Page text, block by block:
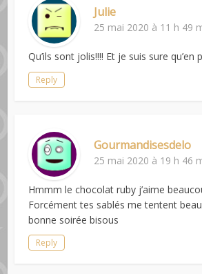
Julie
25 mai 2020 à 11 h 49
Qu’ils sont jolis!!!! Et je suis sure
Reply
Gourmandisesdelo
25 mai 2020 à 19 h 46
Hmmm le chocolat ruby j’aime
Forcément tes sablés me tentent
bonne soirée bisous
Reply